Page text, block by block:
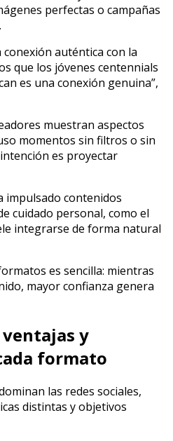
perfectas o campañas
auténtica con la
que los jóvenes centennials
es una conexión genuina”,
muestran aspectos
momentos sin filtros o sin
es proyectar
impulsado contenidos
cuidado personal, como el
integrarse de forma natural
es sencilla: mientras
mayor confianza genera
ventajas y
formato
las redes sociales,
distintas y objetivos